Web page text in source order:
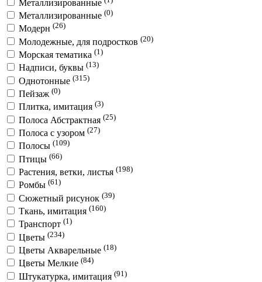
Металлизированные
Металлизированные (0)
Модерн (26)
Молодежные, для подростков (20)
Морская тематика (1)
Надписи, буквы (13)
Однотонные (315)
Пейзаж (0)
Плитка, имитация (3)
Полоса Абстрактная (25)
Полоса с узором (27)
Полосы (109)
Птицы (66)
Растения, ветки, листья (198)
Ромбы (61)
Сюжетный рисунок (39)
Ткань, имитация (160)
Транспорт (1)
Цветы (234)
Цветы Акварельные (18)
Цветы Мелкие (84)
Штукатурка, имитация (91)